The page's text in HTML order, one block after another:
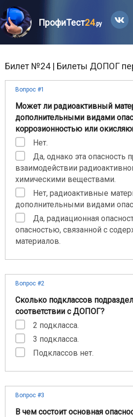
ПрофиТест24.ру
Билет №24 | Билеты ДОПОГ
Вопрос #1
Может ли радиоактивный
дополнительными видами
коррозионностью или
Нет.
Да, однако эта опасность
взаимодействии
химическими веществами.
Нет, радиоактивные
дополнительными видами
Да, радиационная
опасностью, связанной с
материалов.
Вопрос #2
Сколько подклассов
соответствии с ДОПОГ?
2 подкласса.
3 подкласса.
Подклассов нет.
Вопрос #3
В чем состоит основная